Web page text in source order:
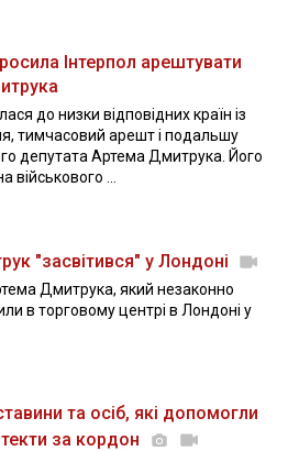
Інтерпол арештувати
до низки відповідних країн із
тимчасовий арешт і подальшу
депутата Артема Дмитрука. Його
...
"засвітився" у Лондоні
Дмитрука, який незаконно
в торговому центрі в Лондоні у
та осіб, які допомогли
за кордон